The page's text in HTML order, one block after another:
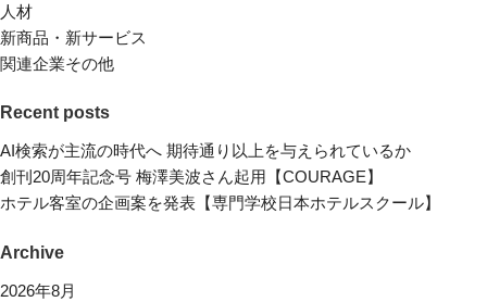
人材
新商品・新サービス
関連企業その他
Recent posts
AI検索が主流の時代へ 期待通り以上を与えられているか
創刊20周年記念号 梅澤美波さん起用【COURAGE】
ホテル客室の企画案を発表【専門学校日本ホテルスクール】
Archive
2026年8月